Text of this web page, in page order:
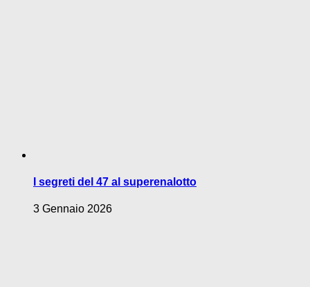
I segreti del 47 al superenalotto
3 Gennaio 2026